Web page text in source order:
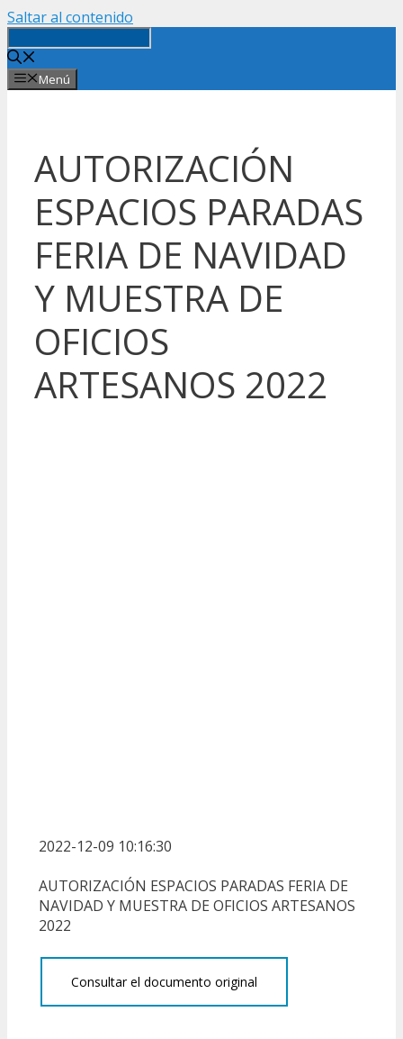
Saltar al contenido
Menú
AUTORIZACIÓN
ESPACIOS PARADAS
FERIA DE NAVIDAD
Y MUESTRA DE
OFICIOS
ARTESANOS 2022
2022-12-09 10:16:30
AUTORIZACIÓN ESPACIOS PARADAS FERIA DE
NAVIDAD Y MUESTRA DE OFICIOS ARTESANOS
2022
Consultar el documento original